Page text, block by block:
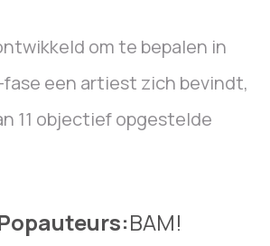
om te bepalen in
een artiest zich bevindt,
11 objectief opgestelde
BAM!